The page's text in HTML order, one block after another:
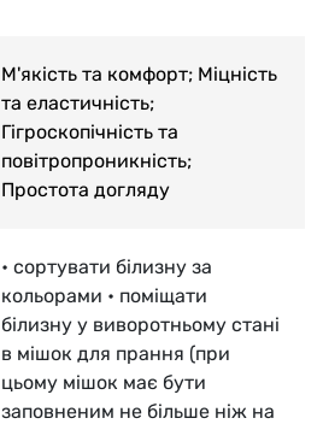
М'якість та комфорт; Міцність
та еластичність;
Гігроскопічність та
повітропроникність;
Простота догляду
• сортувати білизну за
кольорами • поміщати
білизну у виворотньому стані
в мішок для прання (при
цьому мішок має бути
заповненим не більше ніж на